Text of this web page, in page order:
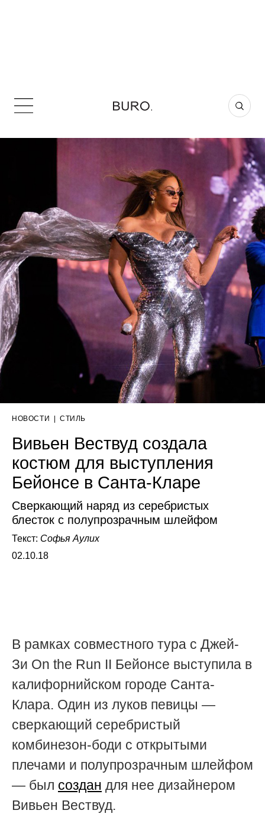
НОВОСТИ | СТИЛЬ
Вивьен Вествуд создала
костюм для выступления
Бейонсе в Санта-Кларе
Сверкающий наряд из серебристых
блесток с полупрозрачным шлейфом
Текст: Софья Аулих
02.10.18
В рамках совместного тура с Джей-
Зи On the Run II Бейонсе выступила в
калифорнийском городе Санта-
Клара. Один из луков певицы —
сверкающий серебристый
комбинезон-боди с открытыми
плечами и полупрозрачным шлейфом
— был создан для нее дизайнером
Вивьен Вествуд.